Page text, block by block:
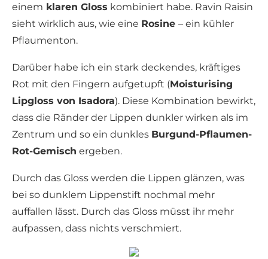
einem klaren Gloss kombiniert habe. Ravin Raisin
sieht wirklich aus, wie eine Rosine – ein kühler
Pflaumenton.
Darüber habe ich ein stark deckendes, kräftiges
Rot mit den Fingern aufgetupft (Moisturising
Lipgloss von Isadora). Diese Kombination bewirkt,
dass die Ränder der Lippen dunkler wirken als im
Zentrum und so ein dunkles Burgund-Pflaumen-
Rot-Gemisch ergeben.
Durch das Gloss werden die Lippen glänzen, was
bei so dunklem Lippenstift nochmal mehr
auffallen lässt. Durch das Gloss müsst ihr mehr
aufpassen, dass nichts verschmiert.